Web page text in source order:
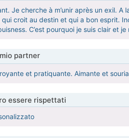
Je cherche à m’unir après un exil.
croit au destin et qui a bon esprit.
C’est pourquoi je suis clair et
partner
et pratiquante. Aimante et
essere rispettati